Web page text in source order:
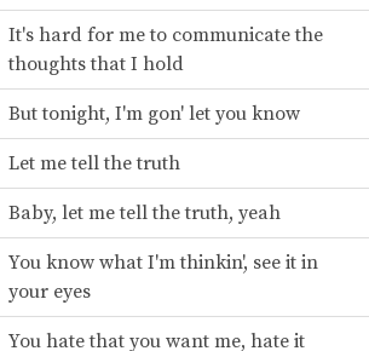
It's hard for me to communicate the
thoughts that I hold
But tonight, I'm gon' let you know
Let me tell the truth
Baby, let me tell the truth, yeah
You know what I'm thinkin', see it in
your eyes
You hate that you want me, hate it